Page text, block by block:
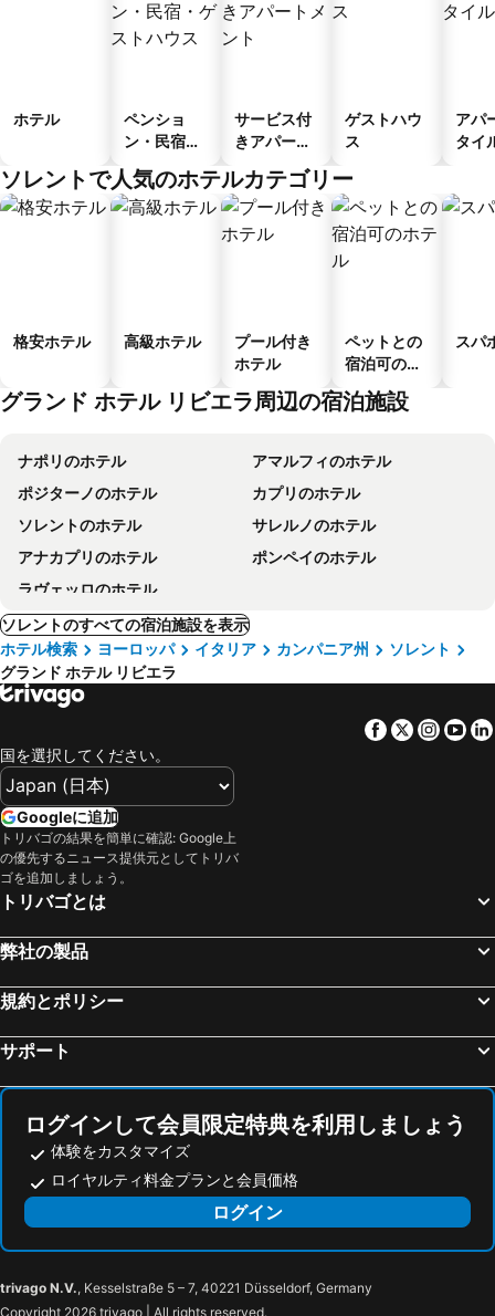
ホテル
ペンショ
ン・民宿・
ス
サービス付
きアパート
ゲストハウ
ス
アパ
タイ
ソレントで人気のホテルカテゴリー
格安ホテル 高級ホテル
プール付き
ホテル
ペットとの
宿泊可のホ
テル
スパ
グランド ホテル リビエラ周辺の宿泊施設
ナポリのホテル
アマルフィのホテル
ポジターノのホテル
カプリのホテル
ソレントのホテル
サレルノのホテル
アナカプリのホテル
ポンペイのホテル
ラヴェッロのホテル
ソレントのすべての宿泊施設を表示
ホテル検索
ヨーロッパ イタリア カンパニア州
ソレント
グランド ホテル リビエラ
Facebook
Twitter
国を選択してください。
Googleに追加
トリバゴの結果を簡単に確認: Google上
の優先するニュース提供元としてトリバ
ゴを追加しましょう。
トリバゴとは
弊社の製品
規約とポリシー
サポート
ログインして会員限定特典を利用しましょう
体験をカスタマイズ
ロイヤルティ料金プランと会員価格
ログイン
trivago N.V., Kesselstraße 5 – 7, 40221 Düsseldorf, Germany
Copyright 2026 trivago | All rights reserved.